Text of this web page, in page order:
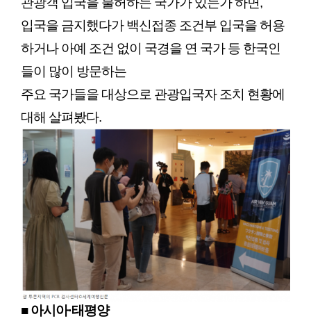
입국을 금지했다가 백신접종 조건부 입국을 허용
하거나 아예 조건 없이 국경을 연 국가 등 한국인
들이 많이 방문하는
주요 국가들을 대상으로 관광입국자 조치 현황에
대해 살펴봤다.
■ 아시아·태평양